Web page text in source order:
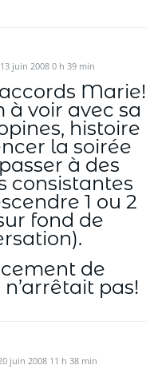
13 juin 2008 0 h 39 min
Marie!
à voir avec sa
histoire
la soirée
à des
consistantes
1 ou 2
fond de
de
pas!
juin 2008 11 h 38 min